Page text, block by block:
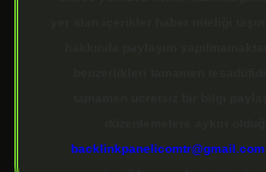
backlinkpanelicomtr@gmail.com